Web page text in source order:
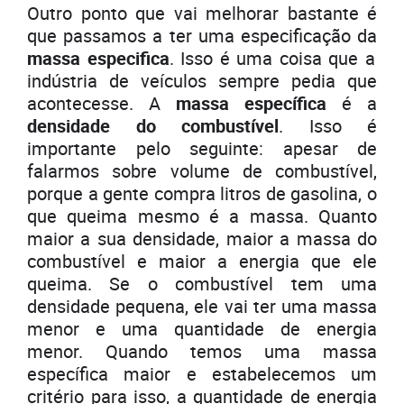
Outro ponto que vai melhorar bastante é
que passamos a ter uma especificação da
massa especifica. Isso é uma coisa que a
indústria de veículos sempre pedia que
acontecesse. A massa específica é a
densidade do combustível. Isso é
importante pelo seguinte: apesar de
falarmos sobre volume de combustível,
porque a gente compra litros de gasolina, o
que queima mesmo é a massa. Quanto
maior a sua densidade, maior a massa do
combustível e maior a energia que ele
queima. Se o combustível tem uma
densidade pequena, ele vai ter uma massa
menor e uma quantidade de energia
menor. Quando temos uma massa
específica maior e estabelecemos um
critério para isso, a quantidade de energia